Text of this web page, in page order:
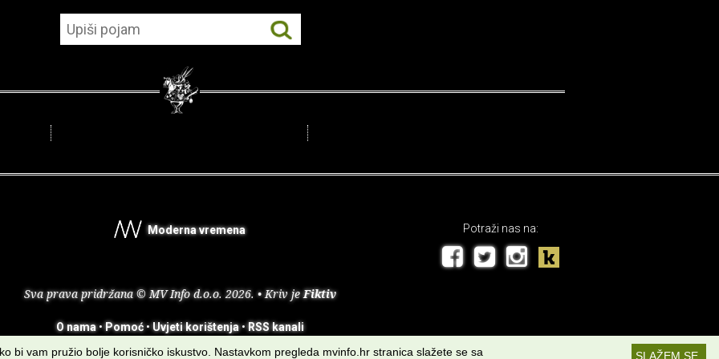
Moderna vremena
Sva prava pridržana © MV Info d.o.o. 2026. • Kriv jeFiktiv
O nama•Pomoć•Uvjeti korištenja•RSS kanali
Potraži nas na:
SLAŽEM SE
bi vam pružio bolje korisničko iskustvo. Nastavkom pregleda mvinfo.hr stranica slažete se sa